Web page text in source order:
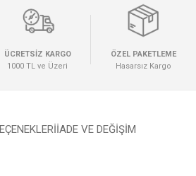
ÜCRETSİZ KARGO
1000 TL ve Üzeri
ÖZEL PAKETLEME
Hasarsız Kargo
İADE VE DEĞİŞİM